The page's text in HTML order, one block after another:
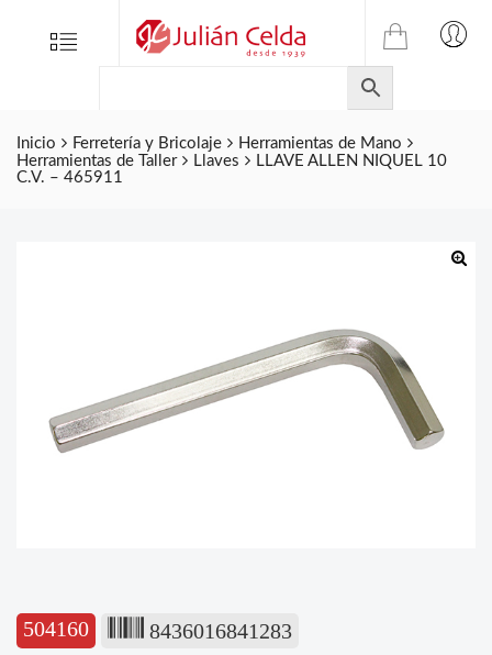
Menu
TIENDA
ONLINE
DE
JULIAN
CELDA
Inicio Ferretería y Bricolaje
Herramientas de Mano
Herramientas de Taller
Llaves
LLAVE ALLEN NIQUEL 10
C.V. – 465911
504160 8436016841283
Folletos
Contacto